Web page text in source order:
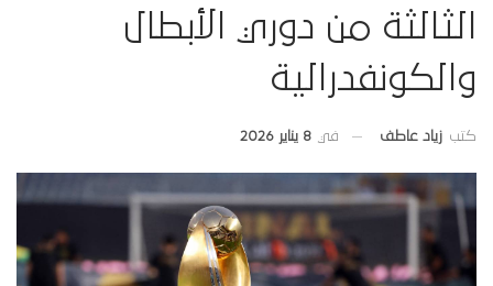
الثالثة من دوري الأبطال
والكونفدرالية
كتب زياد عاطف في 8 يناير 2026